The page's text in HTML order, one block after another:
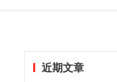
近期文章